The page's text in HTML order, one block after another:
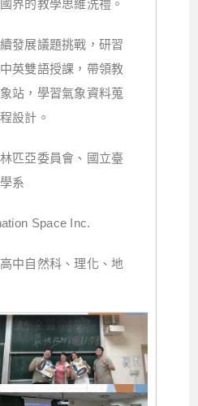
界的教學思維洗禮。
發展議題挑戰，研習
英雙語授課，帶領教
站，學習氣象資料蒐
設計。
匹亞委員會、國立臺
系
Space Inc.
中自然科、理化、地